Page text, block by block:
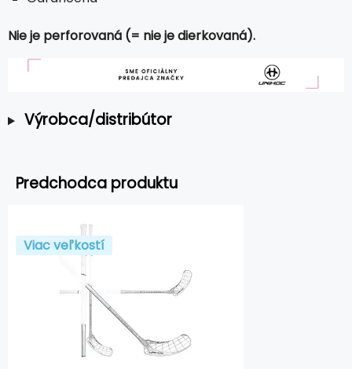
Nie je perforovaná (= nie je dierkovaná).
Výrobca/distribútor
Predchodca produktu
Viac veľkostí